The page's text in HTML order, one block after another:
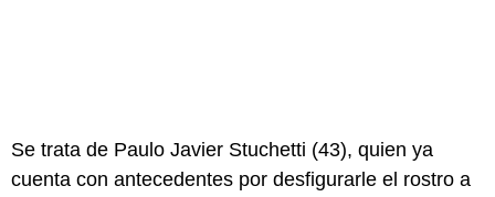
Se trata de Paulo Javier Stuchetti (43), quien ya
cuenta con antecedentes por desfigurarle el rostro a